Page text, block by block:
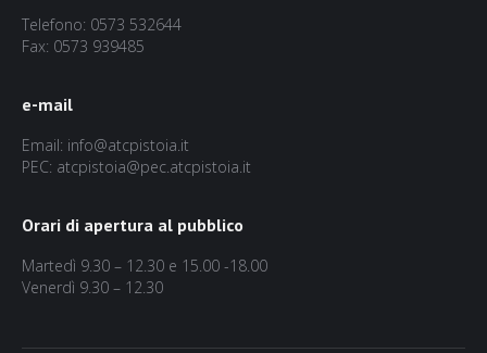
Telefono: 0573 532644
Fax: 0573 939485
e-mail
Email: info@atcpistoia.it
PEC: atcpistoia@pec.atcpistoia.it
Orari di apertura al pubblico
Martedì 9.30 – 12.30 e 15.00 -18.00
Venerdì 9.30 – 12.30